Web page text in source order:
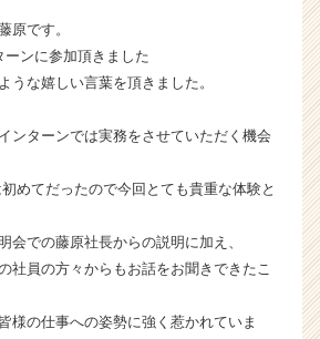
ブ・
ド・
イ
の
イ
ラ
ン】
原です。
ンに参加頂きました
うな嬉しい言葉を頂きました。
ンターンでは実務をさせていただく機会
めてだったので今回とても貴重な体験と
会での藤原社長からの説明に加え、
社員の方々からもお話をお聞きできたこ
様の仕事への姿勢に強く惹かれていま